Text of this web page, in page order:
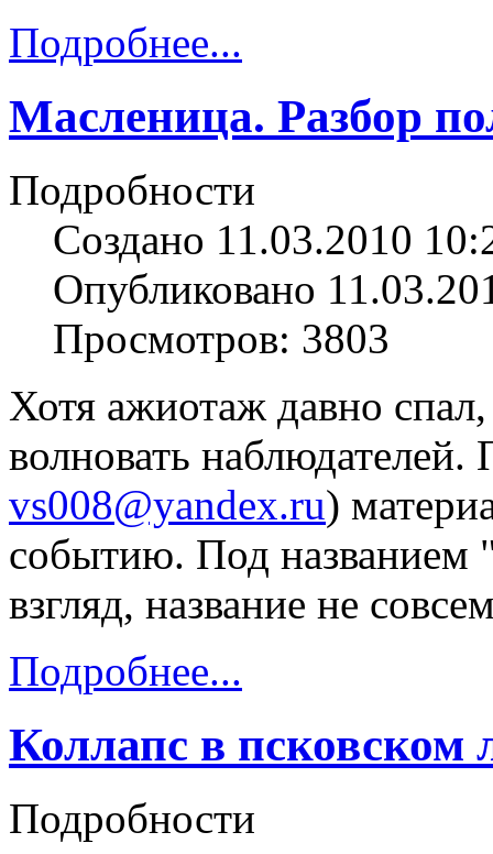
Подробнее...
Масленица. Разбор
Подробности
Создано 11.03.2010
Опубликовано
Просмотров: 3803
Хотя ажиотаж давно
волновать
vs008@yandex.ru)
событию. Под
взгляд, название не
Подробнее...
Коллапс в псковском
Подробности